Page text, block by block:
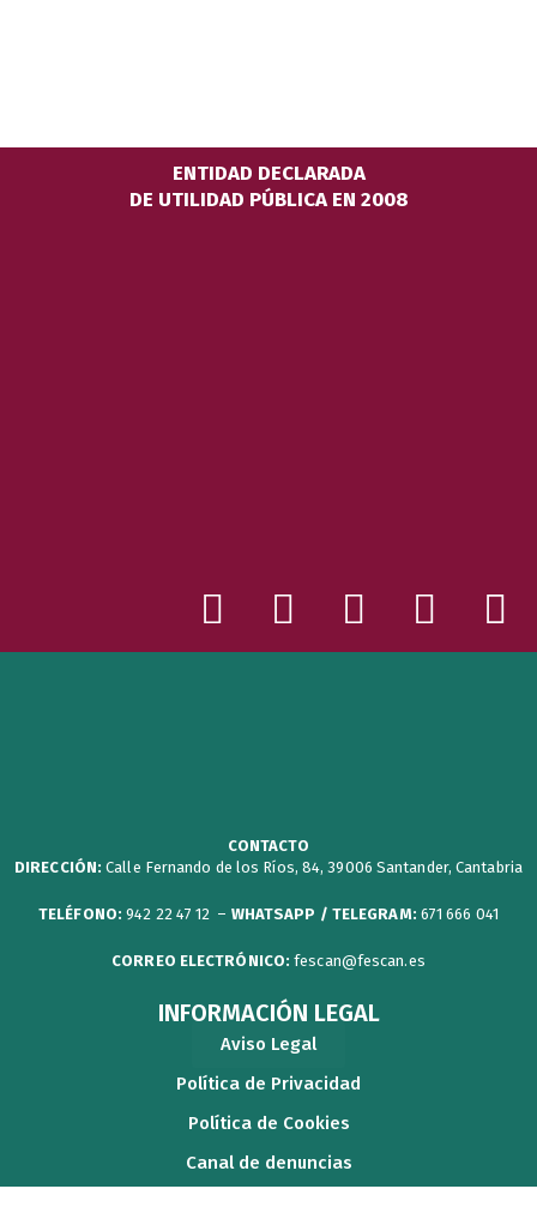
ENTIDAD DECLARADA
DE UTILIDAD PÚBLICA EN 2008
X
-
e
r
F
a
o
k
Y
o
I
n
a
m
N
e
e
r
CONTACTO
DIRECCIÓN: Calle Fernando de los Ríos, 84, 39006 Santander, Cantabria
TELÉFONO: 942 22 47 12 – WHATSAPP / TELEGRAM: 671 666 041
CORREO ELECTRÓNICO: fescan@fescan.es
INFORMACIÓN LEGAL
Aviso Legal
Política de Privacidad
Política de Cookies
Canal de denuncias